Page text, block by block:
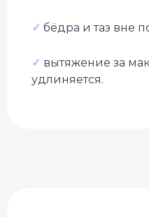
✓ бёдра и таз вне
✓ вытяжение за
удлиняется.